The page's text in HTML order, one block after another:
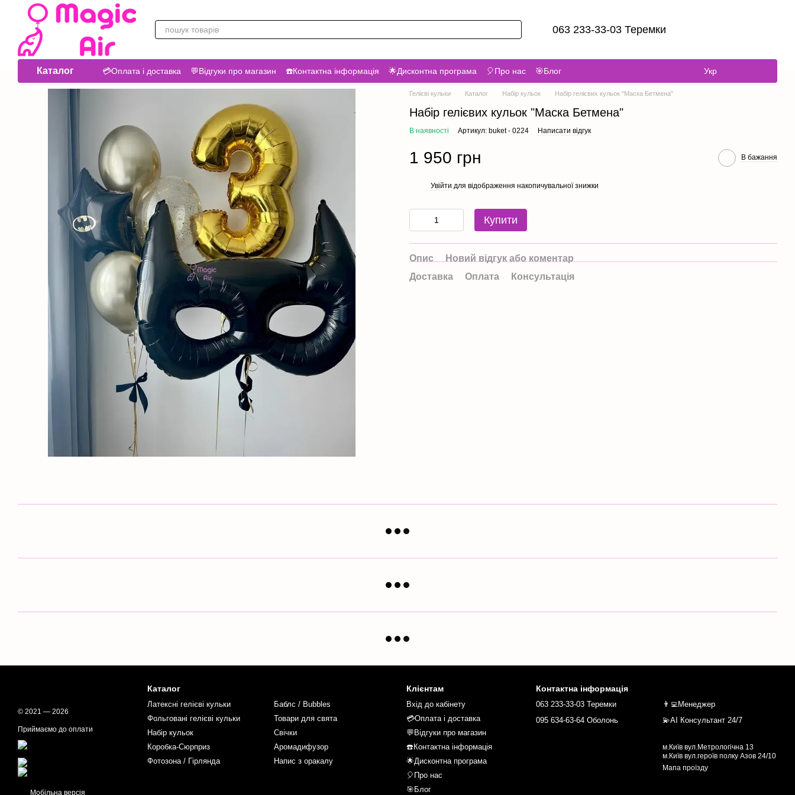
Перейти до основного контенту
063 233-33-03 Теремки
Каталог 💳Оплата і доставка 💬Відгуки про магазин ☎️Контактна інформація 🌟Дисконтна програма 🎈Про нас 🎯Блог Укр
Гелієві кульки Каталог Набір кульок Набір гелієвих кульок "Маска Бетмена"
Набір гелієвих кульок "Маска Бетмена"
В наявності Артикул: buket - 0224 Написати відгук
1 950 грн В бажання
Увійти для відображення накопичувальної знижки
Купити
Опис
Новий відгук або коментар
Доставка
Оплата Консультація
© 2021 — 2026
Приймаємо до оплати
Мобільна версія
Каталог
Латексні гелієві кульки
Фольговані гелієві кульки
Набір кульок
Коробка-Сюрприз
Фотозона / Гірлянда
Баблс / Bubbles
Товари для свята
Свічки
Аромадифузор
Напис з оракалу
Клієнтам
Вхід до кабінету
💳Оплата і доставка
💬Відгуки про магазин
☎️Контактна інформація
🌟Дисконтна програма
🎈Про нас
🎯Блог
Контактна інформація
063 233-33-03 Теремки
095 634-63-64 Оболонь
👨‍💻Менеджер
💫AI Консультант 24/7
м.Київ вул.Метрологічна 13
м.Київ вул.героїв полку Азов 24/10
Мапа проїзду